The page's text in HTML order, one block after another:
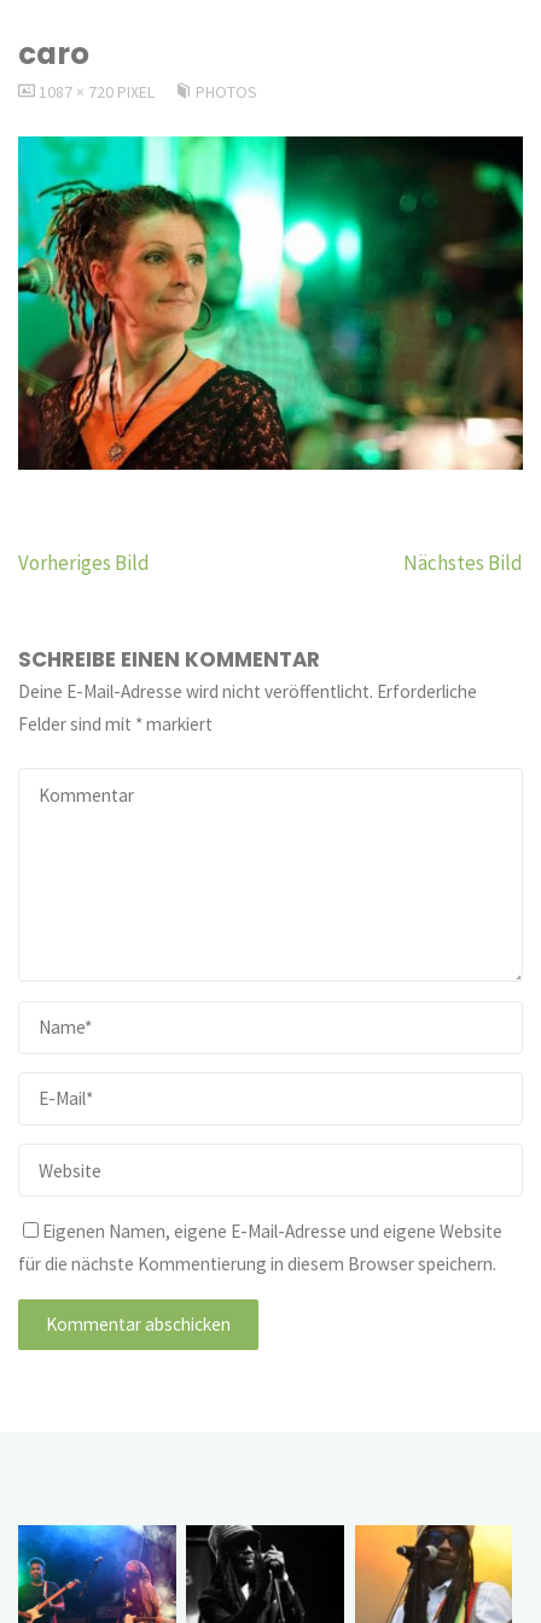
caro
VOLLSTÄNDIGE
1087 × 720 PIXEL PHOTOS
Vorheriges Bild Nächstes Bild
SCHREIBE EINEN KOMMENTAR
Deine E-Mail-Adresse wird nicht veröffentlicht. Erforderliche
Felder sind mit *markiert
Eigenen Namen, eigene E-Mail-Adresse und eigene Website
für die nächste Kommentierung in diesem Browser speichern.